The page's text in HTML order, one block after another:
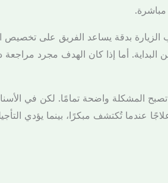
بدقة يساعد الفريق على تخصيص
أما إذا كان الهدف مجرد مراجعة
المشكلة واضحة تمامًا. لكن في
عندما تُكتشف مبكرًا، بينما يؤدي التأجيل